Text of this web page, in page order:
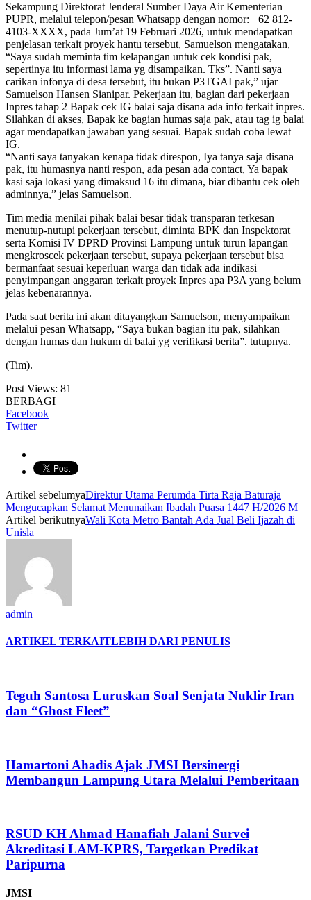
Sekampung Direktorat Jenderal Sumber Daya Air Kementerian
PUPR, melalui telepon/pesan Whatsapp dengan nomor: +62 812-
4103-XXXX, pada Jum’at 19 Februari 2026, untuk mendapatkan
penjelasan terkait proyek hantu tersebut, Samuelson mengatakan,
“Saya sudah meminta tim kelapangan untuk cek kondisi pak,
sepertinya itu informasi lama yg disampaikan. Tks”. Nanti saya
carikan infonya di desa tersebut, itu bukan P3TGAI pak,” ujar
Samuelson Hansen Sianipar. Pekerjaan itu, bagian dari pekerjaan
Inpres tahap 2 Bapak cek IG balai saja disana ada info terkait inpres.
Silahkan di akses, Bapak ke bagian humas saja pak, atau tag ig balai
agar mendapatkan jawaban yang sesuai. Bapak sudah coba lewat
IG.
“Nanti saya tanyakan kenapa tidak direspon, Iya tanya saja disana
pak, itu humasnya nanti respon, ada pesan ada contact, Ya bapak
kasi saja lokasi yang dimaksud 16 itu dimana, biar dibantu cek oleh
adminnya,” jelas Samuelson.
Tim media menilai pihak balai besar tidak transparan terkesan
menutup-nutupi pekerjaan tersebut, diminta BPK dan Inspektorat
serta Komisi IV DPRD Provinsi Lampung untuk turun lapangan
mengkroscek pekerjaan tersebut, supaya pekerjaan tersebut bisa
bermanfaat sesuai keperluan warga dan tidak ada indikasi
penyimpangan anggaran terkait proyek Inpres apa P3A yang belum
jelas kebenarannya.
Pada saat berita ini akan ditayangkan Samuelson, menyampaikan
melalui pesan Whatsapp, “Saya bukan bagian itu pak, silahkan
dengan humas dan hukum di balai yg verifikasi berita”. tutupnya.
(Tim).
Post Views: 81
BERBAGI
Facebook
Twitter
Artikel sebelumyaDirektur Utama Perumda Tirta Raja Baturaja
Mengucapkan Selamat Menunaikan Ibadah Puasa 1447 H/2026 M
Artikel berikutnyaWali Kota Metro Bantah Ada Jual Beli Ijazah di
Unisla
admin
ARTIKEL TERKAITLEBIH DARI PENULIS
Teguh Santosa Luruskan Soal Senjata Nuklir Iran
dan “Ghost Fleet”
Hamartoni Ahadis Ajak JMSI Bersinergi
Membangun Lampung Utara Melalui Pemberitaan
RSUD KH Ahmad Hanafiah Jalani Survei
Akreditasi LAM-KPRS, Targetkan Predikat
Paripurna
JMSI